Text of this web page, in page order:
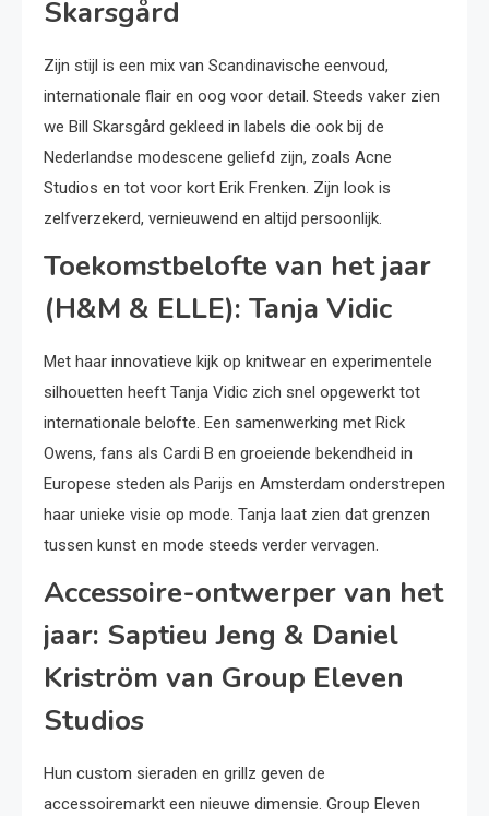
Skarsgård
Zijn stijl is een mix van Scandinavische eenvoud,
internationale flair en oog voor detail. Steeds vaker zien
we Bill Skarsgård gekleed in labels die ook bij de
Nederlandse modescene geliefd zijn, zoals Acne
Studios en tot voor kort Erik Frenken. Zijn look is
zelfverzekerd, vernieuwend en altijd persoonlijk.
Toekomstbelofte van het jaar
(H&M & ELLE): Tanja Vidic
Met haar innovatieve kijk op knitwear en experimentele
silhouetten heeft Tanja Vidic zich snel opgewerkt tot
internationale belofte. Een samenwerking met Rick
Owens, fans als Cardi B en groeiende bekendheid in
Europese steden als Parijs en Amsterdam onderstrepen
haar unieke visie op mode. Tanja laat zien dat grenzen
tussen kunst en mode steeds verder vervagen.
Accessoire-ontwerper van het
jaar: Saptieu Jeng & Daniel
Kriström van Group Eleven
Studios
Hun custom sieraden en grillz geven de
accessoiremarkt een nieuwe dimensie. Group Eleven